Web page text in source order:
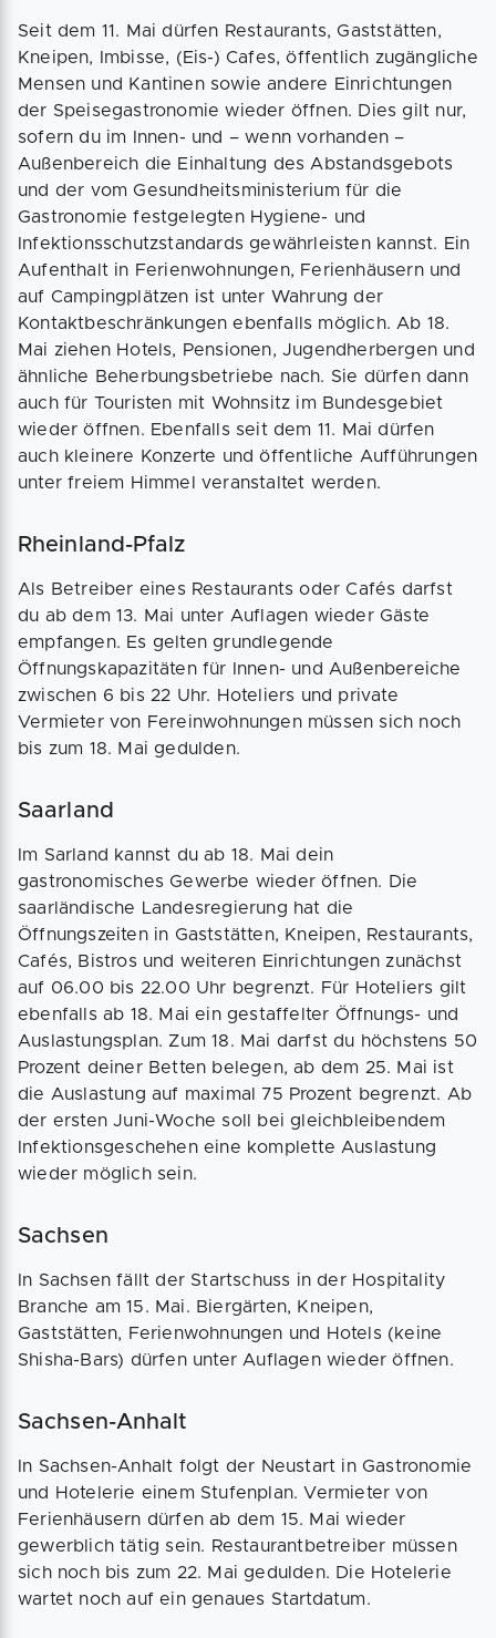
Seit dem 11. Mai dürfen Restaurants, Gaststätten,
Kneipen, Imbisse, (Eis-) Cafes, öffentlich zugängliche
Mensen und Kantinen sowie andere Einrichtungen
der Speisegastronomie wieder öffnen. Dies gilt nur,
sofern du im Innen- und – wenn vorhanden –
Außenbereich die Einhaltung des Abstandsgebots
und der vom Gesundheitsministerium für die
Gastronomie festgelegten Hygiene- und
Infektionsschutzstandards gewährleisten kannst. Ein
Aufenthalt in Ferienwohnungen, Ferienhäusern und
auf Campingplätzen ist unter Wahrung der
Kontaktbeschränkungen ebenfalls möglich. Ab 18.
Mai ziehen Hotels, Pensionen, Jugendherbergen und
ähnliche Beherbungsbetriebe nach. Sie dürfen dann
auch für Touristen mit Wohnsitz im Bundesgebiet
wieder öffnen. Ebenfalls seit dem 11. Mai dürfen
auch kleinere Konzerte und öffentliche Aufführungen
unter freiem Himmel veranstaltet werden.
Rheinland-Pfalz
Als Betreiber eines Restaurants oder Cafés darfst
du ab dem 13. Mai unter Auflagen wieder Gäste
empfangen. Es gelten grundlegende
Öffnungskapazitäten für Innen- und Außenbereiche
zwischen 6 bis 22 Uhr. Hoteliers und private
Vermieter von Fereinwohnungen müssen sich noch
bis zum 18. Mai gedulden.
Saarland
Im Sarland kannst du ab 18. Mai dein
gastronomisches Gewerbe wieder öffnen. Die
saarländische Landesregierung hat die
Öffnungszeiten in Gaststätten, Kneipen, Restaurants,
Cafés, Bistros und weiteren Einrichtungen zunächst
auf 06.00 bis 22.00 Uhr begrenzt. Für Hoteliers gilt
ebenfalls ab 18. Mai ein gestaffelter Öffnungs- und
Auslastungsplan. Zum 18. Mai darfst du höchstens 50
Prozent deiner Betten belegen, ab dem 25. Mai ist
die Auslastung auf maximal 75 Prozent begrenzt. Ab
der ersten Juni-Woche soll bei gleichbleibendem
Infektionsgeschehen eine komplette Auslastung
wieder möglich sein.
Sachsen
In Sachsen fällt der Startschuss in der Hospitality
Branche am 15. Mai. Biergärten, Kneipen,
Gaststätten, Ferienwohnungen und Hotels (keine
Shisha-Bars) dürfen unter Auflagen wieder öffnen.
Sachsen-Anhalt
In Sachsen-Anhalt folgt der Neustart in Gastronomie
und Hotelerie einem Stufenplan. Vermieter von
Ferienhäusern dürfen ab dem 15. Mai wieder
gewerblich tätig sein. Restaurantbetreiber müssen
sich noch bis zum 22. Mai gedulden. Die Hotelerie
wartet noch auf ein genaues Startdatum.